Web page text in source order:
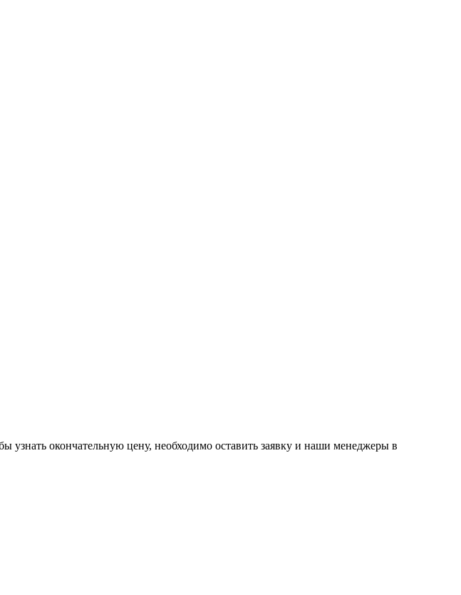
узнать окончательную цену, необходимо оставить заявку и наши менеджеры в